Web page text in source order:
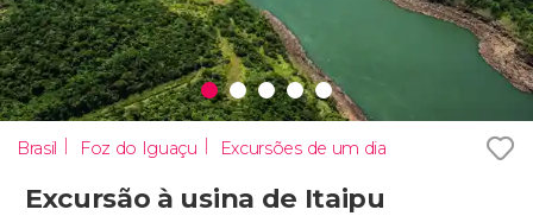
Brasil Foz do Iguaçu Excursões de um dia
Excursão à usina de Itaipu